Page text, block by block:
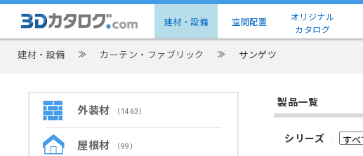
建材・設備 空間配置
オリジナル
カタログ
建材・設備 ≫ カーテン・ファブリック ≫ サンゲツ
外装材 （1463）
屋根材 （99）
製品一覧
シリーズ